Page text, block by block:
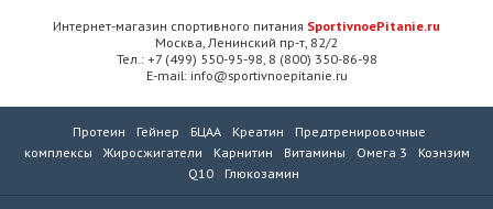
Интернет-магазин спортивного питания SportivnoePitanie.ru
Москва, Ленинский пр-т, 82/2
Тел.: +7 (499) 550-95-98, 8 (800) 350-86-98
E-mail: info@sportivnoepitanie.ru
Протеин Гейнер БЦАА Креатин
Предтренировочные
комплексы
Жиросжигатели Карнитин Витамины Омега 3
Коэнзим
Q10
Глюкозамин